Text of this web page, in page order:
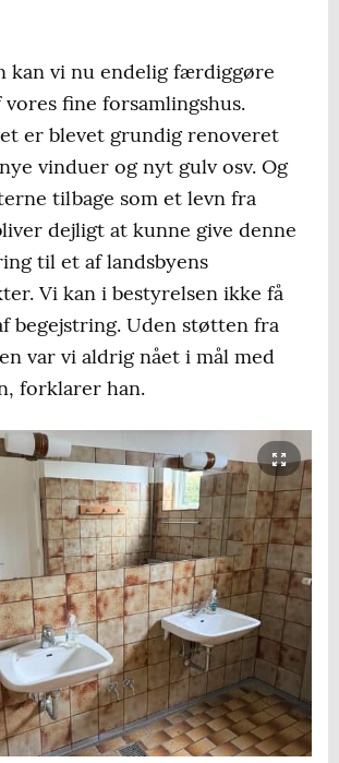
kan vi nu endelig færdiggøre
fine forsamlingshus.
er blevet grundig renoveret
vinduer og nyt gulv osv. Og
tilbage som et levn fra
dejligt at kunne give denne
til et af landsbyens
Vi kan i bestyrelsen ikke få
begejstring. Uden støtten fra
var vi aldrig nået i mål med
forklarer han.